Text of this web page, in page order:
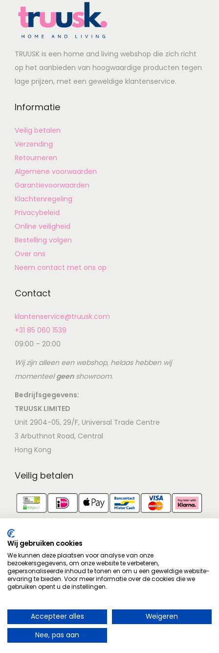
TRUUSK is een home and living webshop die zich richt
op het aanbieden van hoogwaardige producten tegen
lage prijzen, met een geweldige klantenservice.
Informatie
Veilig betalen
Verzending
Retourneren
Algemene voorwaarden
Garantievoorwaarden
Klachtenregeling
Privacybeleid
Online veiligheid
Bestelling volgen
Over ons
Neem contact met ons op
Contact
klantenservice@truusk.com
+31 85 060 1539
09:00 – 20:00
Wij zijn alleen een webshop, helaas hebben wij
momenteelgeenshowroom.
Bedrijfsgegevens:
TRUUSK LIMITED
Unit 2904-05, 29/F, Universal Trade Centre
3 Arbuthnot Road, Central
Hong Kong
Veilig betalen
Volg ons opFacebook!
Herroeping van contract
Contactgegevens zijn geverifieerd.
Goedgekeurd op wetgeving
Juridisch gecontroleerd.
Geschilbemiddeling
Aangesloten bij een geschillencommissie.
U heeft het recht om uw aankoop binnen 14 dagen te herroepen.
Bestelling herroepen
Wij gebruiken cookies
We kunnen deze plaatsen voor analyse van onze
bezoekersgegevens, om onze website te verbeteren,
gepersonaliseerde inhoud te tonen en om u een geweldige website-
ervaring te bieden. Voor meer informatie over de cookies die we
gebruiken opent u de instellingen.
Accepteer alles
Weigeren
Nee, pas aan